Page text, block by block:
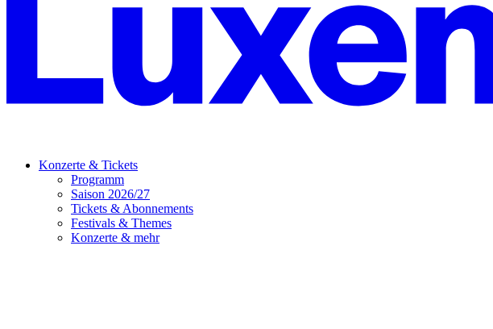
Konzerte & Tickets
Programm
Saison 2026/27
Tickets & Abonnements
Festivals & Themes
Konzerte & mehr